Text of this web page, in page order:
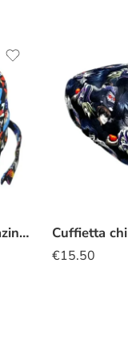
Cuffietta chirurgica Mazinga Z
€15.50